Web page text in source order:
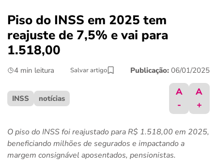
crédito fácil
últimas notícias
Piso do INSS em 2025 tem
reajuste de 7,5% e vai para
1.518,00
4 min leitura Salvar artigo Publicação: 06/01/2025
INSS notícias
A
-
A
+
O piso do INSS foi reajustado para R$ 1.518,00 em 2025,
beneficiando milhões de segurados e impactando a
margem consignável aposentados, pensionistas.